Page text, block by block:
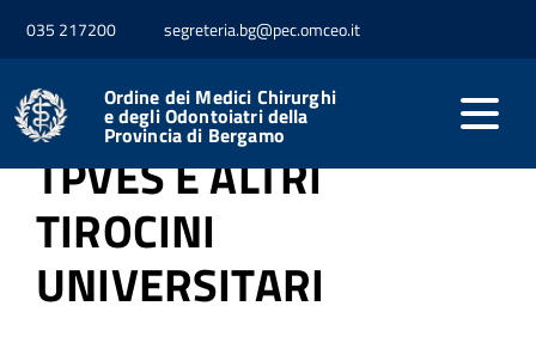
035 217200 segreteria.bg@pec.omceo.it
Ordine dei Medici Chirurghi
e degli Odontoiatri della
Provincia di Bergamo
Home Formazione Tirocini universitari
TPVES E ALTRI
TIROCINI
UNIVERSITARI